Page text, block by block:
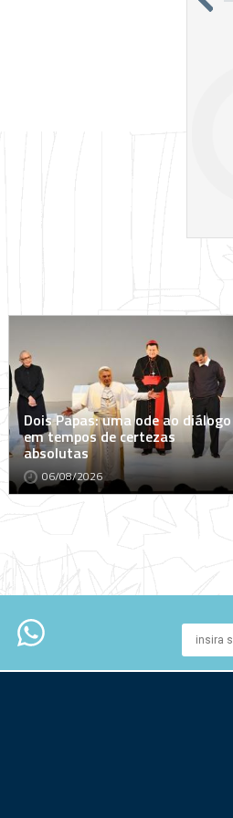
Dois Papas: uma ode ao diálogo
em tempos de certezas
absolutas
06/08/2026